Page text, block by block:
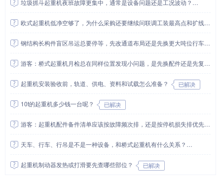
垃圾抓斗起重机夜班故障更集中，通常是设备问题还是工况波动？
欧式起重机低净空够了，为什么采购还要继续问联调工装最高点和扩线预留？
钢结构长构件盲区吊运总要停等，先改通道布局还是先换更大吨位行车？
游客：桥式起重机月检总在同样位置发现小问题，是先换配件还是先复盘工位动作？
起重机安装验收前，轨道、供电、资料和试载怎么准备？
10t的起重机多少钱一台呢？
游客：起重机配件备件清单应该按故障频次排，还是按停机损失排优先级？
天车、行车、行吊是不是一种设备，和桥式起重机有什么关系？
起重机制动器发热或打滑要先查哪些部位？